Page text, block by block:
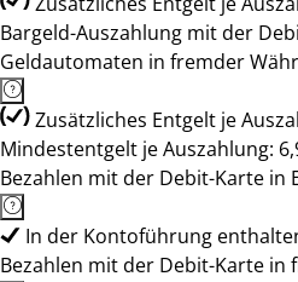
Bargeld-Auszahlung mit der
Geldautomaten in fremder
Zusätzliches Entgelt je
Mindestentgelt je Auszahlung:
Bezahlen mit der Debit-Karte in
In der Kontoführung
Bezahlen mit der Debit-Karte in